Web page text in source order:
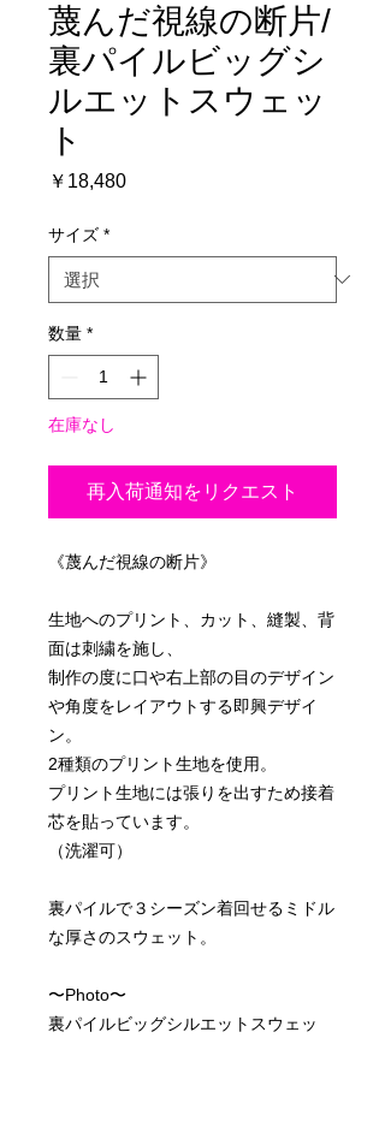
蔑んだ視線の断片/
裏パイルビッグシ
ルエットスウェッ
ト
￥18,480価
サイズ *
数量 *
在庫なし
再入荷通知をリクエスト
《蔑んだ視線の断片》
生地へのプリント、カット、縫製、背
面は刺繍を施し、
制作の度に口や右上部の目のデザイン
や角度をレイアウトする即興デザイ
ン。
2種類のプリント生地を使用。
プリント生地には張りを出すため接着
芯を貼っています。
（洗濯可）
裏パイルで３シーズン着回せるミドル
な厚さのスウェット。
〜Photo〜
裏パイルビッグシルエットスウェッ